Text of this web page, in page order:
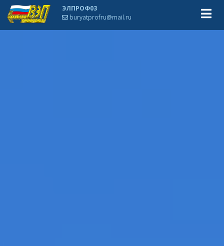
ЭЛПРОФ03
buryatprofru@mail.ru